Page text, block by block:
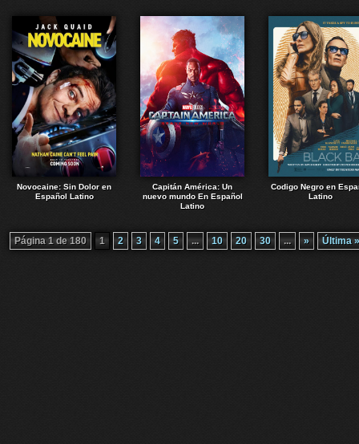
Novocaine: Sin Dolor en
Español Latino
Capitán América: Un
nuevo mundo En Español
Latino
Codigo Negro en
Latino
Página 1 de 180 1 2 3 4 5 ... 10 20 30 ... » Última »